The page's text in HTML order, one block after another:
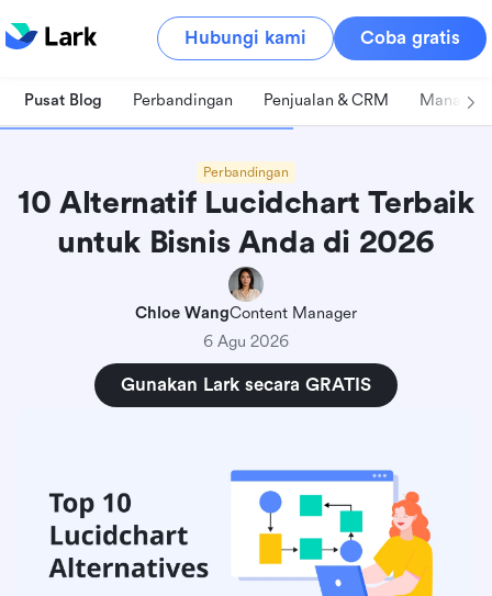
Hubungi kami Coba gratis
Pusat Blog Perbandingan Penjualan & CRM
Perbandingan
10 Alternatif Lucidchart Terbaik
untuk Bisnis Anda di 2026
Chloe WangContent Manager
6 Agu 2026
Gunakan Lark secara GRATIS